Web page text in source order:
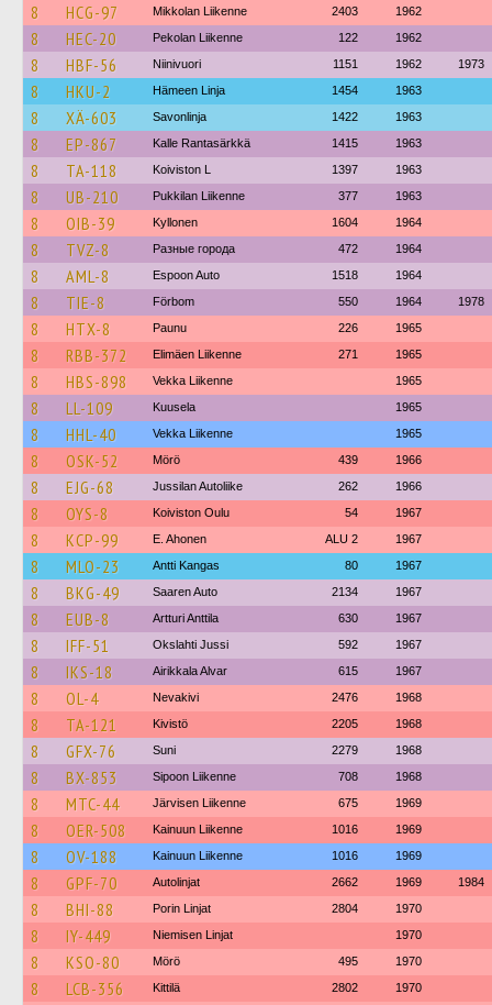
8 HCG-97 Mikkolan Liikenne 2403 1962
8 HEC-20 Pekolan Liikenne 122 1962
8 HBF-56 Niinivuori 1151 1962 1973
8 HKU-2 Hämeen Linja 1454 1963
8 XÄ-603 Savonlinja 1422 1963
8 EP-867 Kalle Rantasärkkä 1415 1963
8 TA-118 Koiviston L 1397 1963
8 UB-210 Pukkilan Liikenne 377 1963
8 OIB-39 Kyllonen 1604 1964
8 TVZ-8 Разные города 472 1964
8 AML-8 Espoon Auto 1518 1964
8 TIE-8 Förbom 550 1964 1978
8 HTX-8 Paunu 226 1965
8 RBB-372 Elimäen Liikenne 271 1965
8 HBS-898 Vekka Liikenne 1965
8 LL-109 Kuusela 1965
8 HHL-40 Vekka Liikenne 1965
8 OSK-52 Mörö 439 1966
8 EJG-68 Jussilan Autoliike 262 1966
8 OYS-8 Koiviston Oulu 54 1967
8 KCP-99 E. Ahonen ALU 2 1967
8 MLO-23 Antti Kangas 80 1967
8 BKG-49 Saaren Auto 2134 1967
8 EUB-8 Artturi Anttila 630 1967
8 IFF-51 Okslahti Jussi 592 1967
8 IKS-18 Airikkala Alvar 615 1967
8 OL-4 Nevakivi 2476 1968
8 TA-121 Kivistö 2205 1968
8 GFX-76 Suni 2279 1968
8 BX-853 Sipoon Liikenne 708 1968
8 MTC-44 Järvisen Liikenne 675 1969
8 OER-508 Kainuun Liikenne 1016 1969
8 OV-188 Kainuun Liikenne 1016 1969
8 GPF-70 Autolinjat 2662 1969 1984
8 BHI-88 Porin Linjat 2804 1970
8 IY-449 Niemisen Linjat 1970
8 KSO-80 Mörö 495 1970
8 LCB-356 Kittilä 2802 1970